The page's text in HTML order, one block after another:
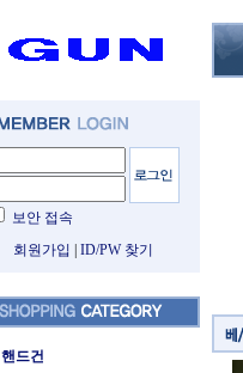
보안 접속
회원가입
ID/PW 찾기
핸드건